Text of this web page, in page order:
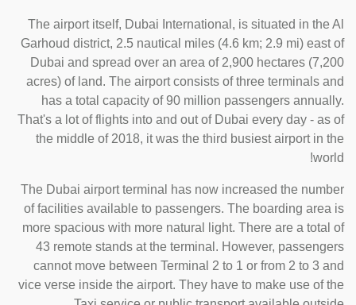
The airport itself, Dubai International, is situated in the Al
Garhoud district, 2.5 nautical miles (4.6 km; 2.9 mi) east of
Dubai and spread over an area of 2,900 hectares (7,200
acres) of land. The airport consists of three terminals and
has a total capacity of 90 million passengers annually.
That's a lot of flights into and out of Dubai every day - as of
the middle of 2018, it was the third busiest airport in the
world!
The Dubai airport terminal has now increased the number
of facilities available to passengers. The boarding area is
more spacious with more natural light. There are a total of
43 remote stands at the terminal. However, passengers
cannot move between Terminal 2 to 1 or from 2 to 3 and
vice verse inside the airport. They have to make use of the